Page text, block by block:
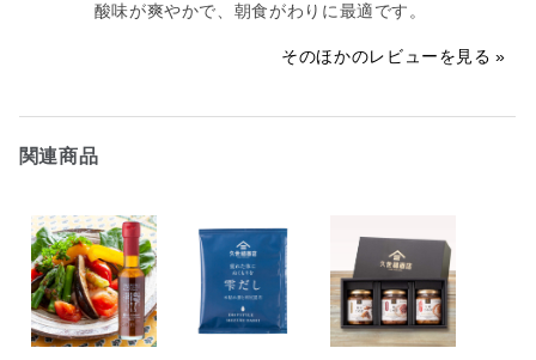
酸味が爽やかで、朝食がわりに最適です。
そのほかのレビューを見る
関連商品